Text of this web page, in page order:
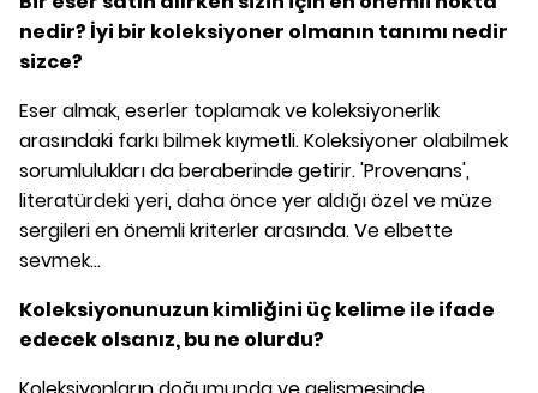
nedir? İyi bir koleksiyoner olmanın tanımı nedir
sizce?
Eser almak, eserler toplamak ve koleksiyonerlik
arasındaki farkı bilmek kıymetli. Koleksiyoner olabilmek
sorumlulukları da beraberinde getirir. 'Provenans',
literatürdeki yeri, daha önce yer aldığı özel ve müze
sergileri en önemli kriterler arasında. Ve elbette
sevmek...
Koleksiyonunuzun kimliğini üç kelime ile ifade
edecek olsanız, bu ne olurdu?